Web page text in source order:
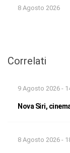
8 Agosto 2026
Correlati
9 Agosto 2026 -
Nova Siri,
8 Agosto 2026 -